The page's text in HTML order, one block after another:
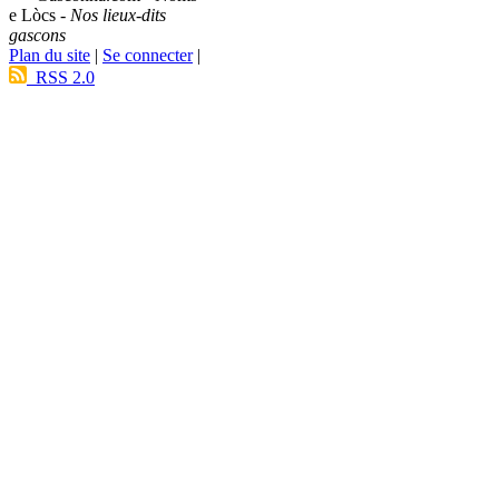
e Lòcs - Nos lieux-dits
gascons
Plan du site | Se connecter|
RSS 2.0